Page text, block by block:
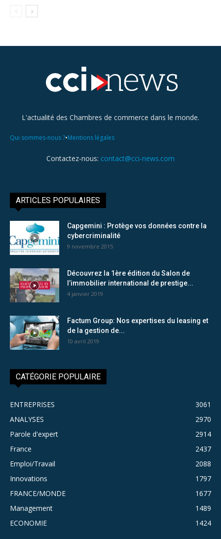
L'actualité des Chambres de commerce dans le monde.
Qui sommes-nous ?•Mentions légales
Contactez-nous: contact@cci-news.com
ARTICLES POPULAIRES
Capgemini : Protège vos données contre la
cybercriminalité
9 novembre 2015
Découvrez la 1ère édition du Salon de
l’immobilier international de prestige...
4 janvier 2019
Factum Group: Nos expertises du leasing et
de la gestion de...
10 avril 2019
CATÉGORIE POPULAIRE
ENTREPRISES
3061
ANALYSES
2970
Parole d'expert
2914
France
2437
Emploi/Travail
2088
Innovations
1797
FRANCE/MONDE
1677
Management
1489
ECONOMIE
1424